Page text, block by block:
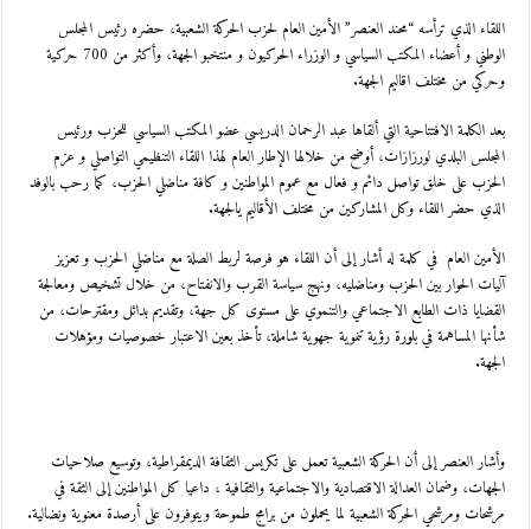
اللقاء الذي ترأسه “محند العنصر” الأمين العام لحزب الحركة الشعبية، حضره رئيس المجلس
الوطني و أعضاء المكتب السياسي و الوزراء الحركيون و منتخبو الجهة، وأكثر من 700 حركية
وحركي من مختلف اقاليم الجهة.
بعد الكلمة الافتتاحية التي ألقاها عبد الرحمان الدريسي عضو المكتب السياسي للحزب ورئيس
المجلس البلدي لورزازات، أوضح من خلالها الإطار العام لهذا اللقاء التنظيمي التواصلي و عزم
الحزب على خلق تواصل دائم و فعال مع عموم المواطنين و كافة مناضلي الحزب، كما رحب بالوفد
الذي حضر اللقاء وكل المشاركين من مختلف الأقاليم يالجهة.
الأمين العام في كلمة له أشار إلى أن اللقاء هو فرصة لربط الصلة مع مناضلي الحزب و تعزيز
آليات الحوار بين الحزب ومناضليه، ونهج سياسة القرب والانفتاح، من خلال تشخيص ومعالجة
القضايا ذات الطابع الاجتماعي والتنموي على مستوى كل جهة، وتقديم بدائل ومقترحات، من
شأنها المساهمة في بلورة رؤية تنموية جهوية شاملة، تأخذ بعين الاعتبار خصوصيات ومؤهلات
الجهة.
وأشار العنصر إلى أن الحركة الشعبية تعمل على تكريس الثقافة الديمقراطية، وتوسيع صلاحيات
الجهات، وضمان العدالة الاقتصادية والاجتماعية والثقافية ، داعيا كل المواطنين إلى الثقة في
مرشحات ومرشحي الحركة الشعبية لما يحملون من برامج طموحة ويتوفرون على أرصدة معنوية ونضالية.